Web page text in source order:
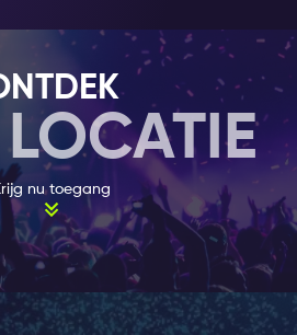
plaats van 22.00 tot 04.00 uur
en zondag), elke dag van de
om de nacht te beginnen als
waar wacht je nog op?
BAR
rum cola's zijn allemaal wel
wanneer ze niets anders meer
go-to drankjes, wil je een keer
is de ideale oplossing.
nu toegang